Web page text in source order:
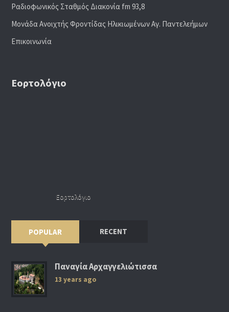
Ραδιoφωνικός Σταθμός Διακονία fm 93,8
Μονάδα Ανοιχτής Φροντίδας Ηλικιωμένων Αγ. Παντελεήμων
Επικοινωνία
Εορτολόγιο
Εορτολόγιο
POPULAR RECENT
Παναγία Αρχαγγελιώτισσα
13 years ago